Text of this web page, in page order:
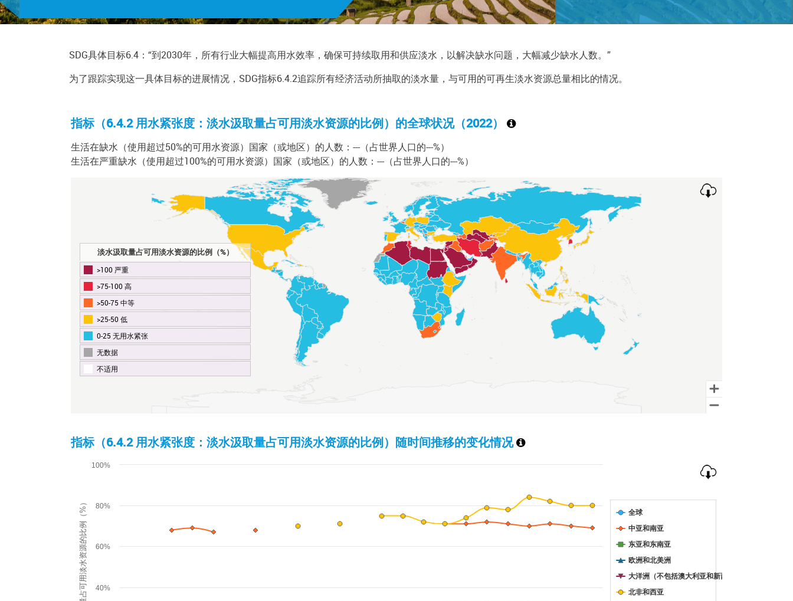
SDG具体目标6.4：“到2030年，所有行业大幅提高用水效率，确保可持续取用和供应淡水，以解决缺水问题，大幅减少缺水人数。”
为了跟踪实现这一具体目标的进展情况，SDG指标6.4.2追踪所有经济活动所抽取的淡水量，与可用的可再生淡水资源总量相比的情况。
指标（6.4.2 用水紧张度：淡水汲取量占可用淡水资源的比例）的全球状况（2022）
生活在缺水（使用超过50%的可用水资源）国家（或地区）的人数：---（占世界人口的---%）
生活在严重缺水（使用超过100%的可用水资源）国家（或地区）的人数：---（占世界人口的---%）
Map of unspecified region with 1 data series.
淡水汲取量占可用淡水资源的比例（%）
>100 严重
>75-100 高
>50-75 中等
>25-50 低
0-25 无用水紧张
无数据
不适用
指标（6.4.2 用水紧张度：淡水汲取量占可用淡水资源的比例）随时间推移的变化情况
Chart
The chart has 1 X axis displaying categories.
The chart has 1 Y axis displaying 淡水汲取量占可用淡水资源的比例（%）. Data ranges from 0.12 to 84.
淡水汲取量占可用淡水资源的比例（%）
全球
中亚和南亚
东亚和东南亚
欧洲和北美洲
大洋洲（不包括澳大利亚和新西兰）
北非和西亚
40%
60%
80%
100%